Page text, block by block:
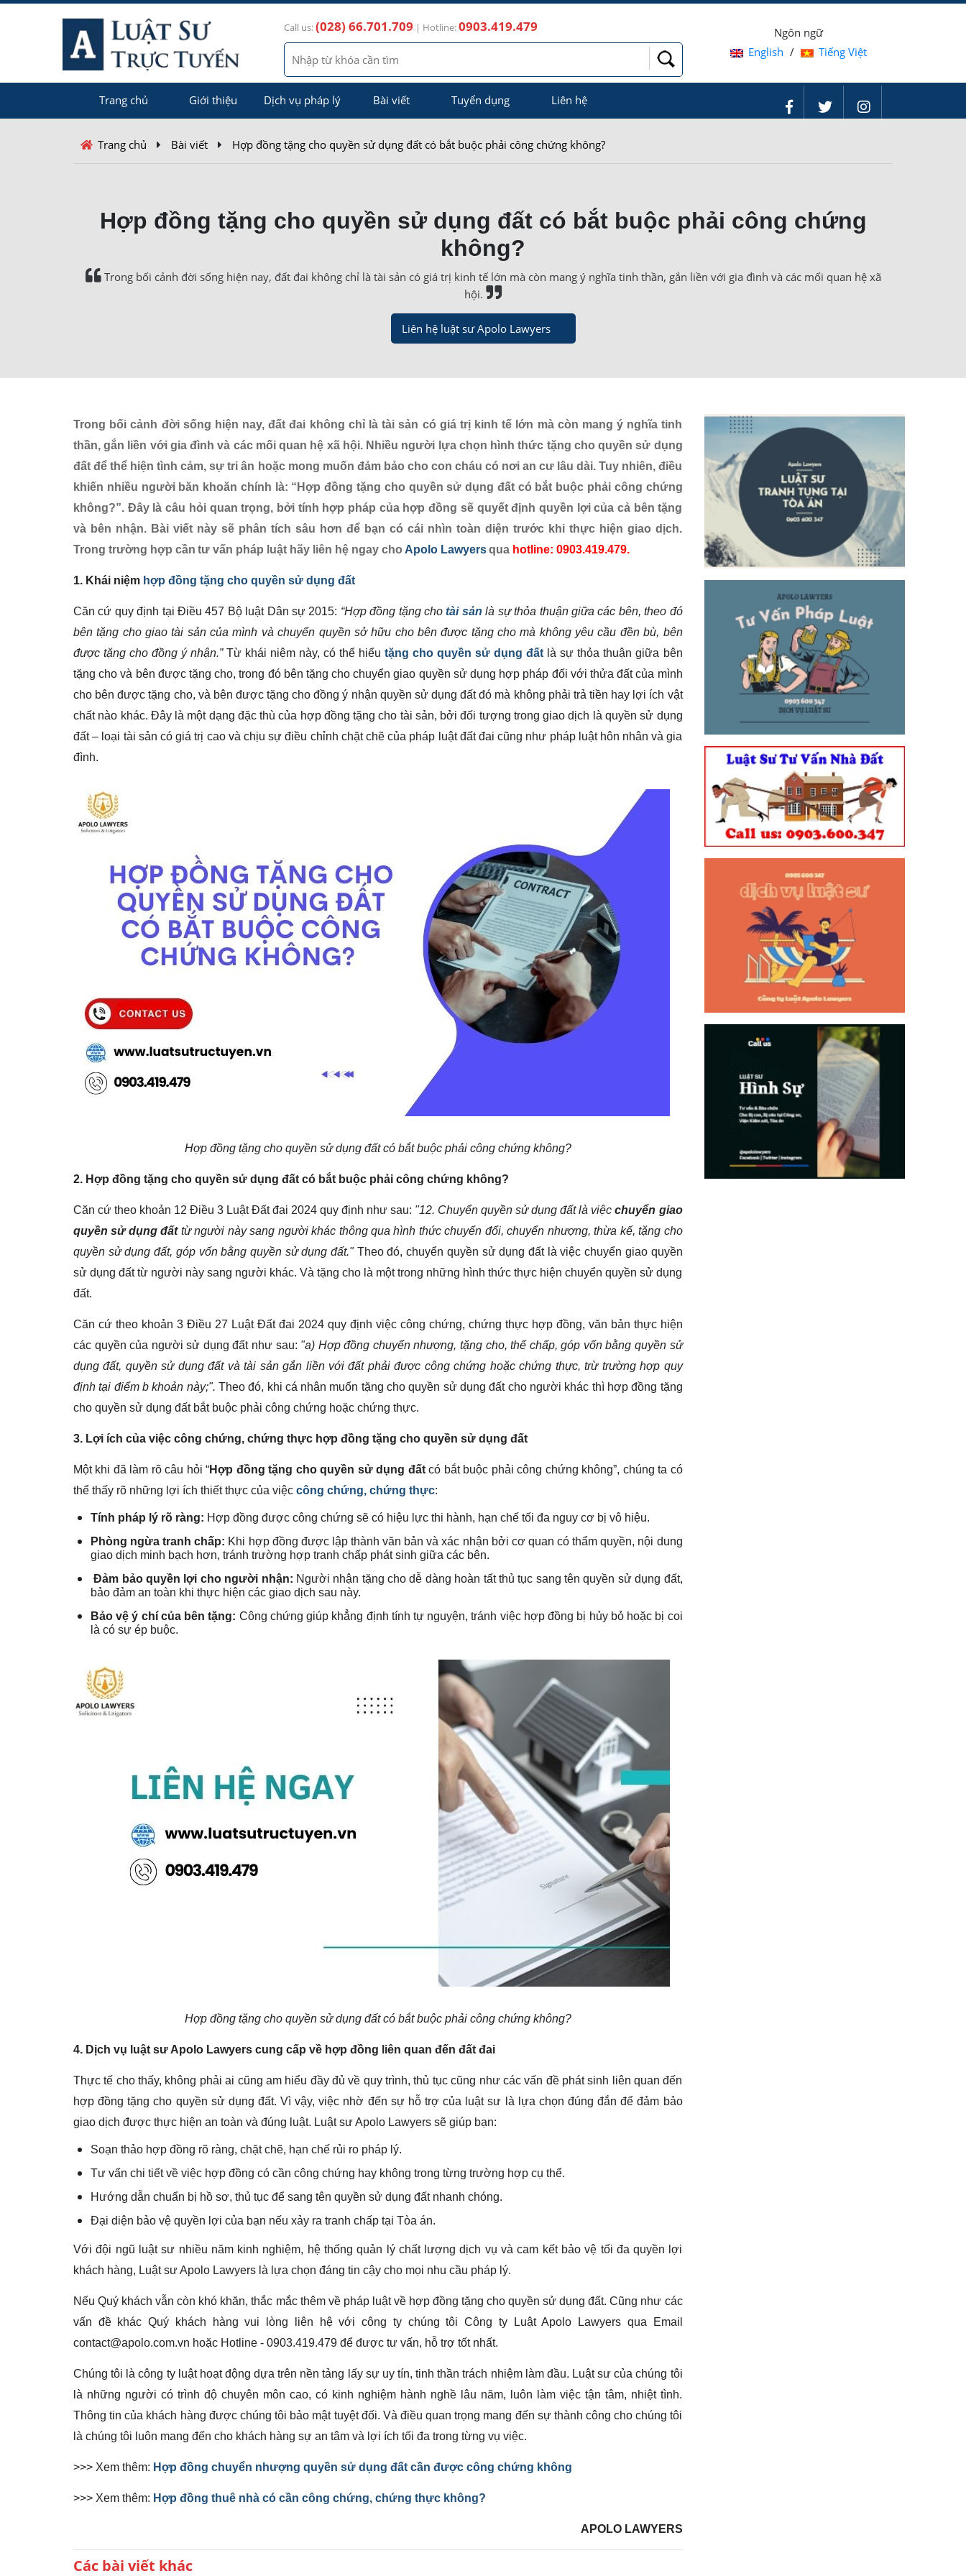
Call us:(028) 66.701.709 | Hotline:0903.419.479
Ngôn ngữ
English / Tiếng Việt
Trang chủ Giới thiệu Dịch vụ pháp lý Bài viết Tuyển dụng Liên hệ
Trang chủ Bài viết Hợp đồng tặng cho quyền sử dụng đất có bắt buộc phải công chứng không?
Hợp đồng tặng cho quyền sử dụng đất có bắt buộc phải công chứng
không?
Trong bối cảnh đời sống hiện nay, đất đai không chỉ là tài sản có giá trị kinh tế lớn mà còn mang ý nghĩa tinh thần, gắn liền với gia đình và các mối quan hệ xã
hội.
Liên hệ luật sư Apolo Lawyers
Trong bối cảnh đời sống hiện nay, đất đai không chỉ là tài sản có giá trị kinh tế lớn mà còn mang ý nghĩa tinh
thần, gắn liền với gia đình và các mối quan hệ xã hội. Nhiều người lựa chọn hình thức tặng cho quyền sử dụng
đất để thể hiện tình cảm, sự tri ân hoặc mong muốn đảm bảo cho con cháu có nơi an cư lâu dài. Tuy nhiên, điều
khiến nhiều người băn khoăn chính là: “Hợp đồng tặng cho quyền sử dụng đất có bắt buộc phải công chứng
không?”. Đây là câu hỏi quan trọng, bởi tính hợp pháp của hợp đồng sẽ quyết định quyền lợi của cả bên tặng
và bên nhận. Bài viết này sẽ phân tích sâu hơn để bạn có cái nhìn toàn diện trước khi thực hiện giao dịch.
Trong trường hợp cần tư vấn pháp luật hãy liên hệ ngay cho Apolo Lawyersqua hotline: 0903.419.479.
1. Khái niệm hợp đồng tặng cho quyền sử dụng đất
Căn cứ quy định tại Điều 457 Bộ luật Dân sự 2015: “Hợp đồng tặng chotài sản là sự thỏa thuận giữa các bên, theo đó
bên tặng cho giao tài sản của mình và chuyển quyền sở hữu cho bên được tặng cho mà không yêu cầu đền bù, bên
được tặng cho đồng ý nhận.”Từ khái niệm này, có thể hiểutặng cho quyền sử dụng đất là sự thỏa thuận giữa bên
tặng cho và bên được tặng cho, trong đó bên tặng cho chuyển giao quyền sử dụng hợp pháp đối với thửa đất của mình
cho bên được tặng cho, và bên được tặng cho đồng ý nhận quyền sử dụng đất đó mà không phải trả tiền hay lợi ích vật
chất nào khác. Đây là một dạng đặc thù của hợp đồng tặng cho tài sản, bởi đối tượng trong giao dịch là quyền sử dụng
đất – loại tài sản có giá trị cao và chịu sự điều chỉnh chặt chẽ của pháp luật đất đai cũng như pháp luật hôn nhân và gia
đình.
Hợp đồng tặng cho quyền sử dụng đất có bắt buộc phải công chứng không?
2. Hợp đồng tặng cho quyền sử dụng đất có bắt buộc phải công chứng không?
Căn cứ theo khoản 12 Điều 3 Luật Đất đai 2024 quy định như sau: "12. Chuyển quyền sử dụng đất là việcchuyển giao
quyền sử dụng đấttừ người này sang người khác thông qua hình thức chuyển đổi, chuyển nhượng, thừa kế, tặng cho
quyền sử dụng đất, góp vốn bằng quyền sử dụng đất."Theo đó, chuyển quyền sử dụng đất là việc chuyển giao quyền
sử dụng đất từ người này sang người khác. Và tặng cho là một trong những hình thức thực hiện chuyển quyền sử dụng
đất.
Căn cứ theo khoản 3 Điều 27 Luật Đất đai 2024 quy định việc công chứng, chứng thực hợp đồng, văn bản thực hiện
các quyền của người sử dụng đất như sau: "a) Hợp đồng chuyển nhượng, tặng cho, thế chấp, góp vốn bằng quyền sử
dụng đất, quyền sử dụng đất và tài sản gắn liền với đất phải được công chứng hoặc chứng thực, trừ trường hợp quy
định tại điểm b khoản này;". Theo đó, khi cá nhân muốn tặng cho quyền sử dụng đất cho người khác thì hợp đồng tặng
cho quyền sử dụng đất bắt buộc phải công chứng hoặc chứng thực.
3. Lợi ích của việc công chứng, chứng thực hợp đồng tặng cho quyền sử dụng đất
Một khi đã làm rõ câu hỏi “Hợp đồng tặng cho quyền sử dụng đấtcó bắt buộc phải công chứng không”, chúng ta có
thể thấy rõ những lợi ích thiết thực của việc công chứng, chứng thực:
Tính pháp lý rõ ràng: Hợp đồng được công chứng sẽ có hiệu lực thi hành, hạn chế tối đa nguy cơ bị vô hiệu.
Phòng ngừa tranh chấp: Khi hợp đồng được lập thành văn bản và xác nhận bởi cơ quan có thẩm quyền, nội dung
giao dịch minh bạch hơn, tránh trường hợp tranh chấp phát sinh giữa các bên.
Đảm bảo quyền lợi cho người nhận: Người nhận tặng cho dễ dàng hoàn tất thủ tục sang tên quyền sử dụng đất,
bảo đảm an toàn khi thực hiện các giao dịch sau này.
Bảo vệ ý chí của bên tặng: Công chứng giúp khẳng định tính tự nguyện, tránh việc hợp đồng bị hủy bỏ hoặc bị coi
là có sự ép buộc.
Hợp đồng tặng cho quyền sử dụng đất có bắt buộc phải công chứng không?
4. Dịch vụ luật sư Apolo Lawyers cung cấp về hợp đồng liên quan đến đất đai
Thực tế cho thấy, không phải ai cũng am hiểu đầy đủ về quy trình, thủ tục cũng như các vấn đề phát sinh liên quan đến
hợp đồng tặng cho quyền sử dụng đất. Vì vậy, việc nhờ đến sự hỗ trợ của luật sư là lựa chọn đúng đắn để đảm bảo
giao dịch được thực hiện an toàn và đúng luật. Luật sư Apolo Lawyers sẽ giúp bạn:
Soạn thảo hợp đồng rõ ràng, chặt chẽ, hạn chế rủi ro pháp lý.
Tư vấn chi tiết về việc hợp đồng có cần công chứng hay không trong từng trường hợp cụ thể.
Hướng dẫn chuẩn bị hồ sơ, thủ tục để sang tên quyền sử dụng đất nhanh chóng.
Đại diện bảo vệ quyền lợi của bạn nếu xảy ra tranh chấp tại Tòa án.
Với đội ngũ luật sư nhiều năm kinh nghiệm, hệ thống quản lý chất lượng dịch vụ và cam kết bảo vệ tối đa quyền lợi
khách hàng, Luật sư Apolo Lawyers là lựa chọn đáng tin cậy cho mọi nhu cầu pháp lý.
Nếu Quý khách vẫn còn khó khăn, thắc mắc thêm về pháp luật về hợp đồng tặng cho quyền sử dụng đất. Cũng như các
vấn đề khác Quý khách hàng vui lòng liên hệ với công ty chúng tôi Công ty Luật Apolo Lawyers qua Email
contact@apolo.com.vn hoặc Hotline - 0903.419.479 để được tư vấn, hỗ trợ tốt nhất.
Chúng tôi là công ty luật hoạt động dựa trên nền tảng lấy sự uy tín, tinh thần trách nhiệm làm đầu. Luật sư của chúng tôi
là những người có trình độ chuyên môn cao, có kinh nghiệm hành nghề lâu năm, luôn làm việc tận tâm, nhiệt tình.
Thông tin của khách hàng được chúng tôi bảo mật tuyệt đối. Và điều quan trọng mang đến sự thành công cho chúng tôi
là chúng tôi luôn mang đến cho khách hàng sự an tâm và lợi ích tối đa trong từng vụ việc.
>>> Xem thêm: Hợp đồng chuyển nhượng quyền sử dụng đất cần được công chứng không
>>> Xem thêm: Hợp đồng thuê nhà có cần công chứng, chứng thực không?
APOLO LAWYERS
Các bài viết khác